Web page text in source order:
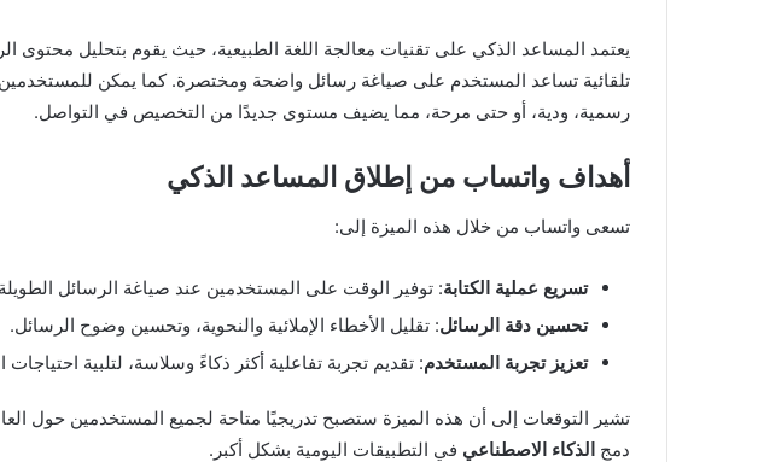
يعتمد المساعد الذكي على تقنيات معالجة اللغة الطبيعية، حيث يقوم بتحليل محتوى
تلقائية تساعد المستخدم على صياغة رسائل واضحة ومختصرة. كما يمكن للمستخدمين
رسمية، ودية، أو حتى مرحة، مما يضيف مستوى جديدًا من التخصيص في التواصل.
أهداف واتساب من إطلاق المساعد الذكي
تسعى واتساب من خلال هذه الميزة إلى:
تسريع عملية الكتابة: توفير الوقت على المستخدمين عند صياغة الرسائل
تحسين دقة الرسائل: تقليل الأخطاء الإملائية والنحوية، وتحسين وضوح الرسائل.
تعزيز تجربة المستخدم: تقديم تجربة تفاعلية أكثر ذكاءً وسلاسة، لتلبية
تشير التوقعات إلى أن هذه الميزة ستصبح تدريجيًا متاحة لجميع المستخدمين حول
دمج الذكاء الاصطناعي في التطبيقات اليومية بشكل أكبر.